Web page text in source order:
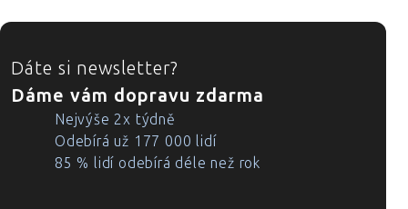
ZÁPATÍ
Dáte si newsletter?
Dáme vám dopravu zdarma
Nejvýše 2x týdně
Odebírá už 177 000 lidí
85 % lidí odebírá déle než rok